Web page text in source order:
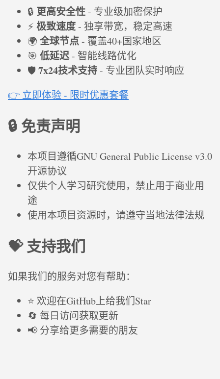
🔒 更高安全性- 专业级加密保护
⚡ 极致速度- 独享带宽，稳定高速
🌍 全球节点- 覆盖40+国家地区
🎯 低延迟- 智能线路优化
🛡️7x24技术支持- 专业团队实时响应
👉 立即体验 - 限时优惠套餐
🔒 免责声明
本项目遵循GNU General Public License v3.0
开源协议
仅供个人学习研究使用，禁止用于商业用
途
使用本项目资源时，请遵守当地法律法规
💝 支持我们
如果我们的服务对您有帮助：
⭐ 欢迎在GitHub上给我们Star
🔄 每日访问获取更新
📢 分享给更多需要的朋友